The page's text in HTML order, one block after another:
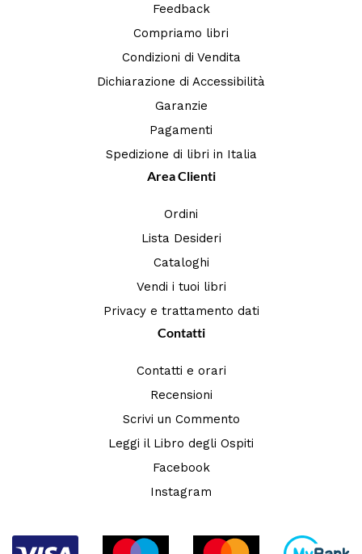
Feedback
Compriamo libri
Condizioni di Vendita
Dichiarazione di Accessibilità
Garanzie
Pagamenti
Spedizione di libri in Italia
Area Clienti
Ordini
Lista Desideri
Cataloghi
Vendi i tuoi libri
Privacy e trattamento dati
Contatti
Contatti e orari
Recensioni
Scrivi un Commento
Leggi il Libro degli Ospiti
Facebook
Instagram